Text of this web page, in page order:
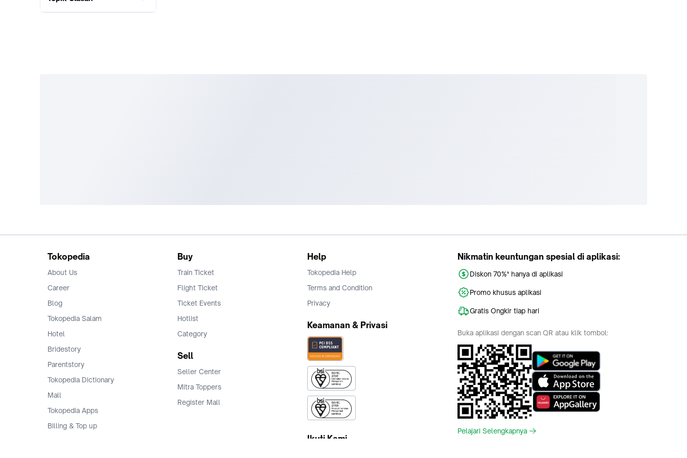
Tokopedia
About Us
Career
Blog
Tokopedia Salam
Hotel
Bridestory
Parentstory
Tokopedia Dictionary
Mall
Tokopedia Apps
Billing & Top up
Buy
Train Ticket
Flight Ticket
Ticket Events
Hotlist
Category
Sell
Seller Center
Mitra Toppers
Register Mall
Help
Tokopedia Help
Terms and Condition
Privacy
Keamanan & Privasi
Ikuti Kami
Nikmatin keuntungan spesial di aplikasi:
Diskon 70%* hanya di aplikasi
Promo khusus aplikasi
Gratis Ongkir tiap hari
Buka aplikasi dengan scan QR atau klik tombol:
Pelajari Selengkapnya